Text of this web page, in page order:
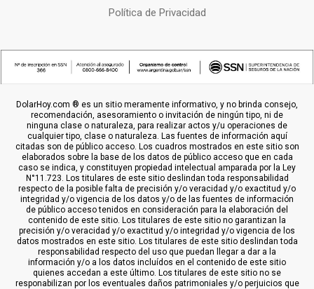
Política de Privacidad
DolarHoy.com ® es un sitio meramente informativo, y no brinda consejo,
recomendación, asesoramiento o invitación de ningún tipo, ni de
ninguna clase o naturaleza, para realizar actos y/u operaciones de
cualquier tipo, clase o naturaleza. Las fuentes de información aquí
citadas son de público acceso. Los cuadros mostrados en este sitio son
elaborados sobre la base de los datos de público acceso que en cada
caso se indica, y constituyen propiedad intelectual amparada por la Ley
N°11.723. Los titulares de este sitio deslindan toda responsabilidad
respecto de la posible falta de precisión y/o veracidad y/o exactitud y/o
integridad y/o vigencia de los datos y/o de las fuentes de información
de público acceso tenidos en consideración para la elaboración del
contenido de este sitio. Los titulares de este sitio no garantizan la
precisión y/o veracidad y/o exactitud y/o integridad y/o vigencia de los
datos mostrados en este sitio. Los titulares de este sitio deslindan toda
responsabilidad respecto del uso que puedan llegar a dar a la
información y/o a los datos incluídos en el contenido de este sitio
quienes accedan a este último. Los titulares de este sitio no se
responabilizan por los eventuales daños patrimoniales y/o perjuicios que